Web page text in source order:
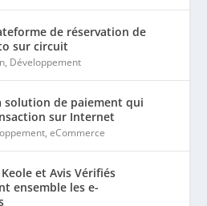
et Avis Vérifiés
ensemble les e-
,SEO,WebMarketing
désormais gratuit en